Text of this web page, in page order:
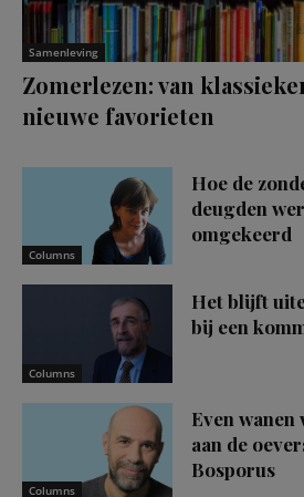
Samenleving
Zomerlezen: van
nieuwe favorieten
Columns
Hoe de
deugden
omgekeerd
Columns
Het blijft
bij een
Columns
Even wanen
aan de
Bosporus